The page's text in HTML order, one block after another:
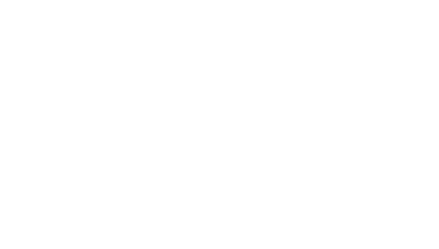
tirar para delante y trabajamos con